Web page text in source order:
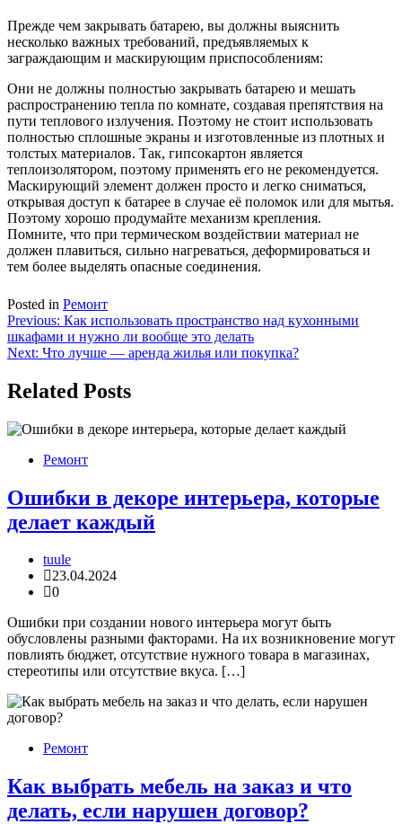
Прежде чем закрывать батарею, вы должны выяснить
несколько важных требований, предъявляемых к
заграждающим и маскирующим приспособлениям:
Они не должны полностью закрывать батарею и мешать
распространению тепла по комнате, создавая препятствия на
пути теплового излучения. Поэтому не стоит использовать
полностью сплошные экраны и изготовленные из плотных и
толстых материалов. Так, гипсокартон является
теплоизолятором, поэтому применять его не рекомендуется.
Маскирующий элемент должен просто и легко сниматься,
открывая доступ к батарее в случае её поломок или для мытья.
Поэтому хорошо продумайте механизм крепления.
Помните, что при термическом воздействии материал не
должен плавиться, сильно нагреваться, деформироваться и
тем более выделять опасные соединения.
Posted in Ремонт
Навигация
по
Previous: Как использовать пространство над кухонными
шкафами и нужно ли вообще это делать
Next: Что лучше — аренда жилья или покупка?
Related Posts
Ремонт
Ошибки в декоре интерьера, которые
делает каждый
tuule
23.04.2024
0
Ошибки при создании нового интерьера могут быть
обусловлены разными факторами. На их возникновение могут
повлиять бюджет, отсутствие нужного товара в магазинах,
стереотипы или отсутствие вкуса. […]
Ремонт
Как выбрать мебель на заказ и что
делать, если нарушен договор?